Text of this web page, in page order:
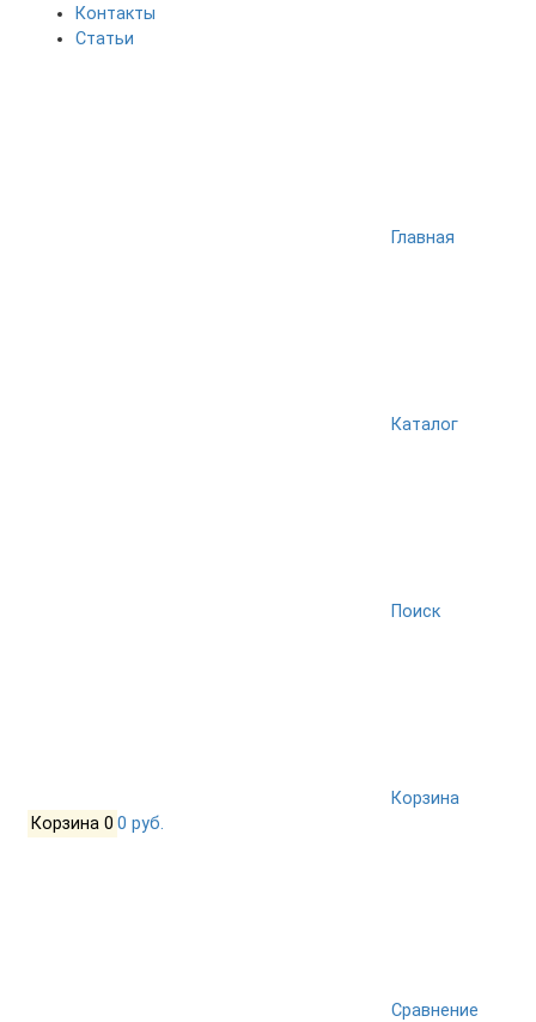
Контакты
Статьи
Главная
Каталог
Поиск
Корзина
Корзина 0 0 руб.
Сравнение